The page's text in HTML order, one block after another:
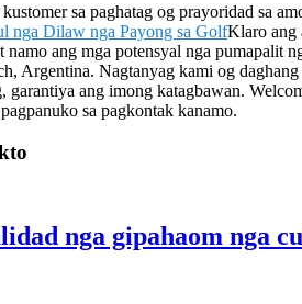
sa paghatag og prayoridad sa
nga Dilaw nga Payong sa GolfKlaro ang
ang mga potensyal nga
Argentina. Nagtanyag kami og
garantiya ang imong katagbawan.
sa pagkontak kanamo.
nga gipahaom nga